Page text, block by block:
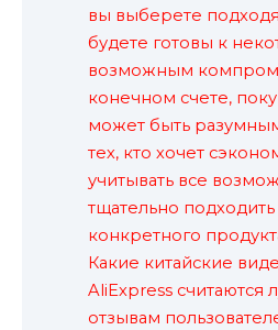
вы выберете
будете готовы к
возможным
конечном счете,
может быть
тех, кто хочет
учитывать все
тщательно
конкретного
Какие китайские
AliExpress считаются
отзывам